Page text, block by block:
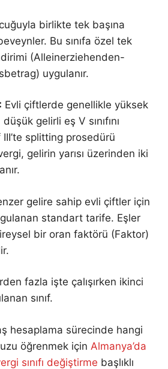
birlikte tek başına
Bu sınıfa özel tek
(Alleinerziehenden-
uygulanır.
Evli çiftlerde genellikle yüksek
gelirli eş V sınıfını
III’te splitting prosedürü
gelirin yarısı üzerinden iki
gelire sahip evli çiftler için
standart tarife. Eşler
bir oran faktörü (Faktor)
fazla işte çalışırken ikinci
sınıf.
hesaplama sürecinde hangi
öğrenmek için Almanya’da
sınıfı değiştirme başlıklı